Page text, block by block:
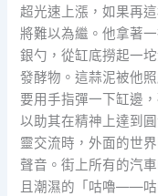
超光速上漲，如果再
將難以為繼。他拿著
銀勺，從缸底撈起一
發酵物。這蒜泥被他
要用手指彈一下缸邊
以助其在精神上達到
靈交流時，外面的世
聲音。街上所有的汽
且潮濕的「咕嚕——